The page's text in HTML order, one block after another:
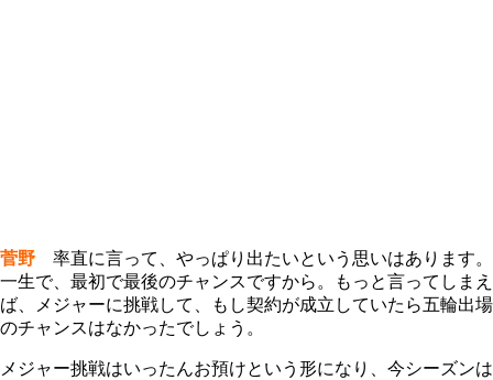
菅野 率直に言って、やっぱり出たいという思いはあります。
一生で、最初で最後のチャンスですから。もっと言ってしまえ
ば、メジャーに挑戦して、もし契約が成立していたら五輪出場
のチャンスはなかったでしょう。
メジャー挑戦はいったんお預けという形になり、今シーズンは